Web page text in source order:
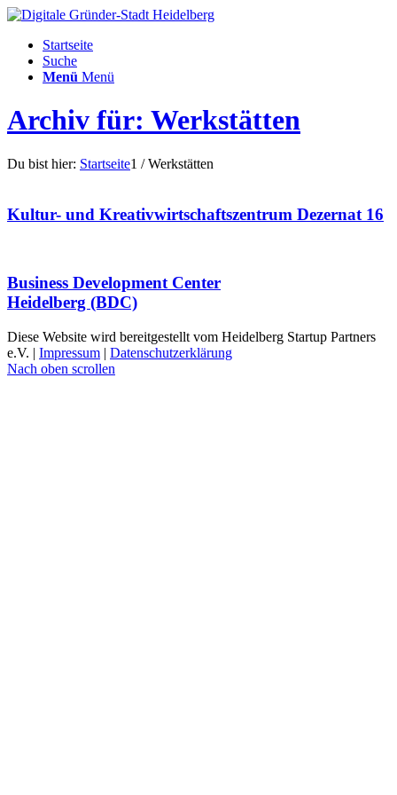
Startseite
Suche
Menü Menü
Archiv für: Werkstätten
Du bist hier: Startseite1 / Werkstätten
Kultur- und Kreativwirtschaftszentrum Dezernat 16
Business Development Center
Heidelberg (BDC)
Diese Website wird bereitgestellt vom Heidelberg Startup Partners
e.V. | Impressum | Datenschutzerklärung
Nach oben scrollen